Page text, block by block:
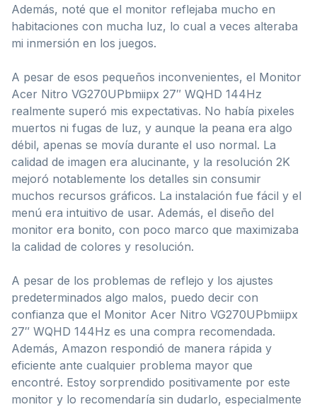
Además, noté que el monitor reflejaba mucho en
habitaciones con mucha luz, lo cual a veces alteraba
mi inmersión en los juegos.
A pesar de esos pequeños inconvenientes, el Monitor
Acer Nitro VG270UPbmiipx 27″ WQHD 144Hz
realmente superó mis expectativas. No había pixeles
muertos ni fugas de luz, y aunque la peana era algo
débil, apenas se movía durante el uso normal. La
calidad de imagen era alucinante, y la resolución 2K
mejoró notablemente los detalles sin consumir
muchos recursos gráficos. La instalación fue fácil y el
menú era intuitivo de usar. Además, el diseño del
monitor era bonito, con poco marco que maximizaba
la calidad de colores y resolución.
A pesar de los problemas de reflejo y los ajustes
predeterminados algo malos, puedo decir con
confianza que el Monitor Acer Nitro VG270UPbmiipx
27″ WQHD 144Hz es una compra recomendada.
Además, Amazon respondió de manera rápida y
eficiente ante cualquier problema mayor que
encontré. Estoy sorprendido positivamente por este
monitor y lo recomendaría sin dudarlo, especialmente